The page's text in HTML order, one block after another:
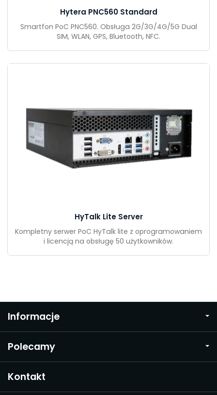
Hytera PNC560 Standard
Smartfon PoC PNC560. Obsługa 2G/3G/4G/5G Dual
SIM, WLAN, GPS, Bluetooth, NFC.
HyTalk Lite Server
Kompletny serwer PoC HyTalk lite z oprogramowaniem
i licencją na obsługę 50 użytkowników.
Informacje
Polecamy
Kontakt